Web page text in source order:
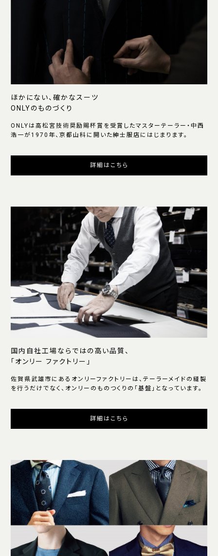
ほかにない、確かなスーツ
ONLYのものづくり
ONLYは高松宮技術奨励賜杯賞を受賞したマスターテーラー・中西
浩一が1970年、京都山科に開いた紳士服店にはじまります。
詳細はこちら
国内自社工場ならではの高い品質、
「オンリー ファクトリー」
佐賀県武雄市にあるオンリーファクトリーは、テーラーメイドの縫製
を行うだけでなく、オンリーのものつくりの「基盤」となっています。
詳細はこちら